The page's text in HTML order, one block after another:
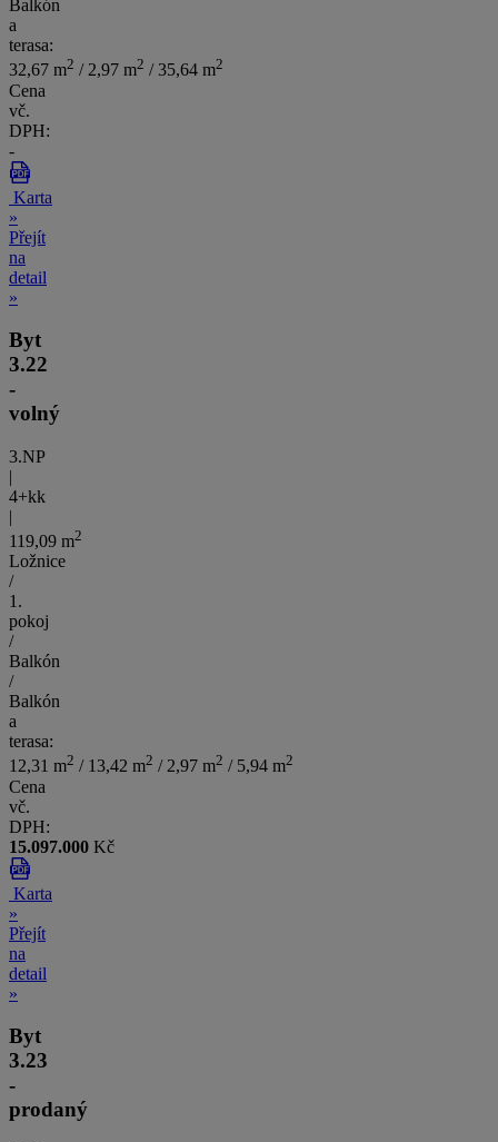
Balkón
a
terasa:
32,67 m2 / 2,97 m2 / 35,64 m2
Cena
vč.
DPH:
-
Karta
»
Přejít
na
detail
»
Byt
3.22
-
volný
3.NP
|
4+kk
|
119,09 m2
Ložnice
/
1.
pokoj
/
Balkón
/
Balkón
a
terasa:
12,31 m2 / 13,42 m2 / 2,97 m2 / 5,94 m2
Cena
vč.
DPH:
15.097.000 Kč
Karta
»
Přejít
na
detail
»
Byt
3.23
-
prodaný